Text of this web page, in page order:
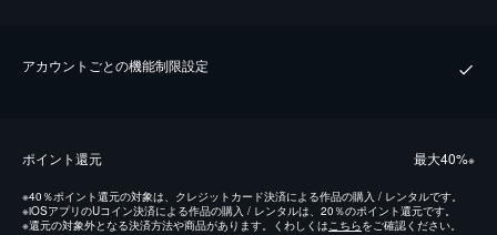
アカウントごとの機能制限設定
ポイント還元 最⼤40%※
※40％ポイント還元の対象は、クレジットカード決済による作品の購入 / レンタルです。
※iOSアプリのUコイン決済による作品の購入 / レンタルは、20％のポイント還元です。
※還元の対象外となる決済方法や商品があります。くわしくはこちらをご確認ください。